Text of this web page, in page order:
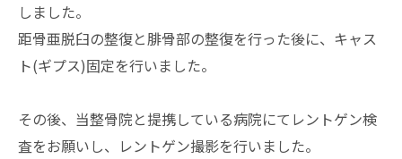
しました。
距骨亜脱臼の整復と腓骨部の整復を行った後に、キャス
ト(ギプス)固定を行いました。
その後、当整骨院と提携している病院にてレントゲン検
査をお願いし、レントゲン撮影を行いました。